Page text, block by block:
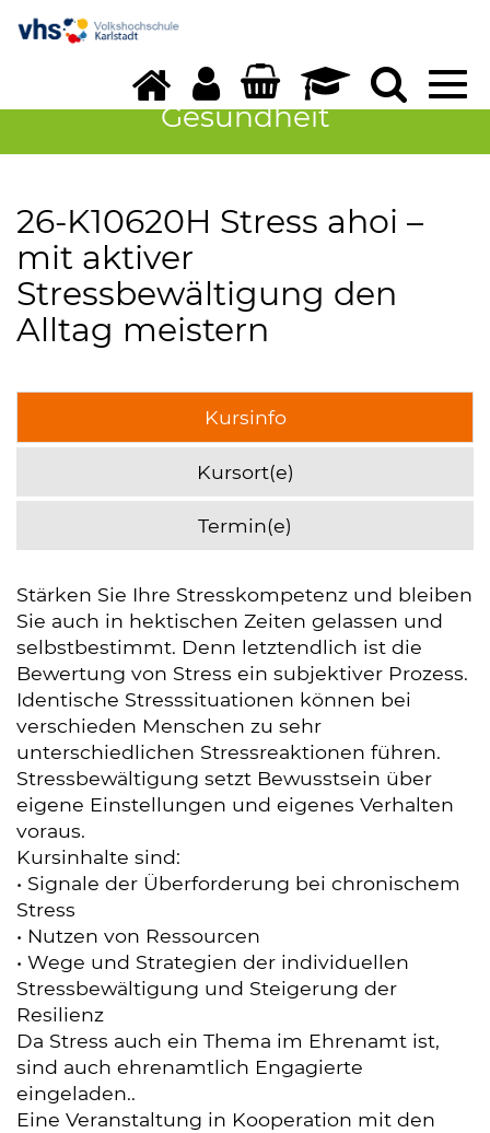
Gesundheit
26-K10620H Stress ahoi –
mit aktiver
Stressbewältigung den
Alltag meistern
Kursinfo
Kursort(e)
Termin(e)
Stärken Sie Ihre Stresskompetenz und bleiben
Sie auch in hektischen Zeiten gelassen und
selbstbestimmt. Denn letztendlich ist die
Bewertung von Stress ein subjektiver Prozess.
Identische Stresssituationen können bei
verschieden Menschen zu sehr
unterschiedlichen Stressreaktionen führen.
Stressbewältigung setzt Bewusstsein über
eigene Einstellungen und eigenes Verhalten
voraus.
Kursinhalte sind:
• Signale der Überforderung bei chronischem
Stress
• Nutzen von Ressourcen
• Wege und Strategien der individuellen
Stressbewältigung und Steigerung der
Resilienz
Da Stress auch ein Thema im Ehrenamt ist,
sind auch ehrenamtlich Engagierte
eingeladen..
Eine Veranstaltung in Kooperation mit den